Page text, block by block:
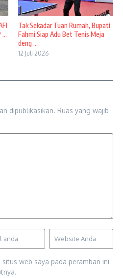
Tak Sekadar Tuan Rumah, Bupati
Fahmi Siap Adu Bet Tenis Meja
deng ...
12 Juli 2026
dipublikasikan. Ruas yang wajib
situs web saya pada peramban ini